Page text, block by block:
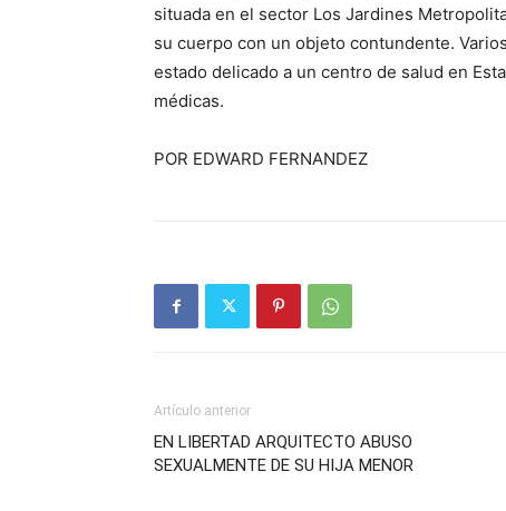
situada en el sector Los Jardines
su cuerpo con un objeto contundente.
estado delicado a un centro de salud en
médicas.
POR EDWARD FERNANDEZ
Artículo anterior
EN LIBERTAD ARQUITECTO ABUSO
SEXUALMENTE DE SU HIJA MENOR